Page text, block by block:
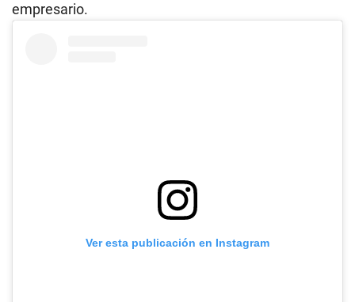
empresario.
Ver esta publicación en Instagram